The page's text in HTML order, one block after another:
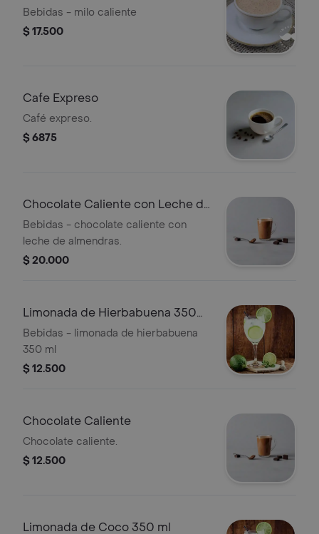
Bebidas - milo caliente
$ 17.500
Cafe Expreso
Café expreso.
$ 6875
Chocolate Caliente con Leche de
Almendras
Bebidas - chocolate caliente con
leche de almendras.
$ 20.000
Limonada de Hierbabuena 350
ml
Bebidas - limonada de hierbabuena
350 ml
$ 12.500
Chocolate Caliente
Chocolate caliente.
$ 12.500
Limonada de Coco 350 ml